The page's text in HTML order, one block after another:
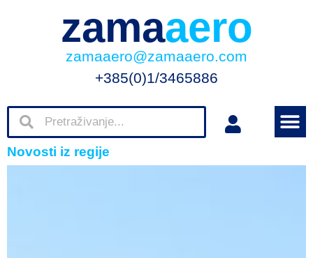
zamaaero
zamaaero@zamaaero.com
+385(0)1/3465886
Novosti iz regije